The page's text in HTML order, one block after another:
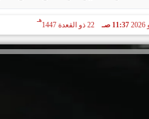
11:37 صـ 22 ذو القعدة 1447
هـ